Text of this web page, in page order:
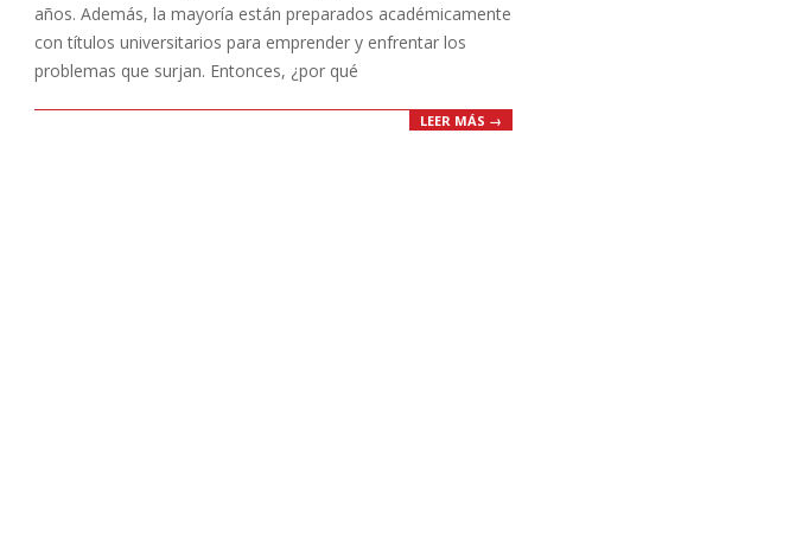
años. Además, la mayoría están preparados académicamente
con títulos universitarios para emprender y enfrentar los
problemas que surjan. Entonces, ¿por qué
LEER MÁS →